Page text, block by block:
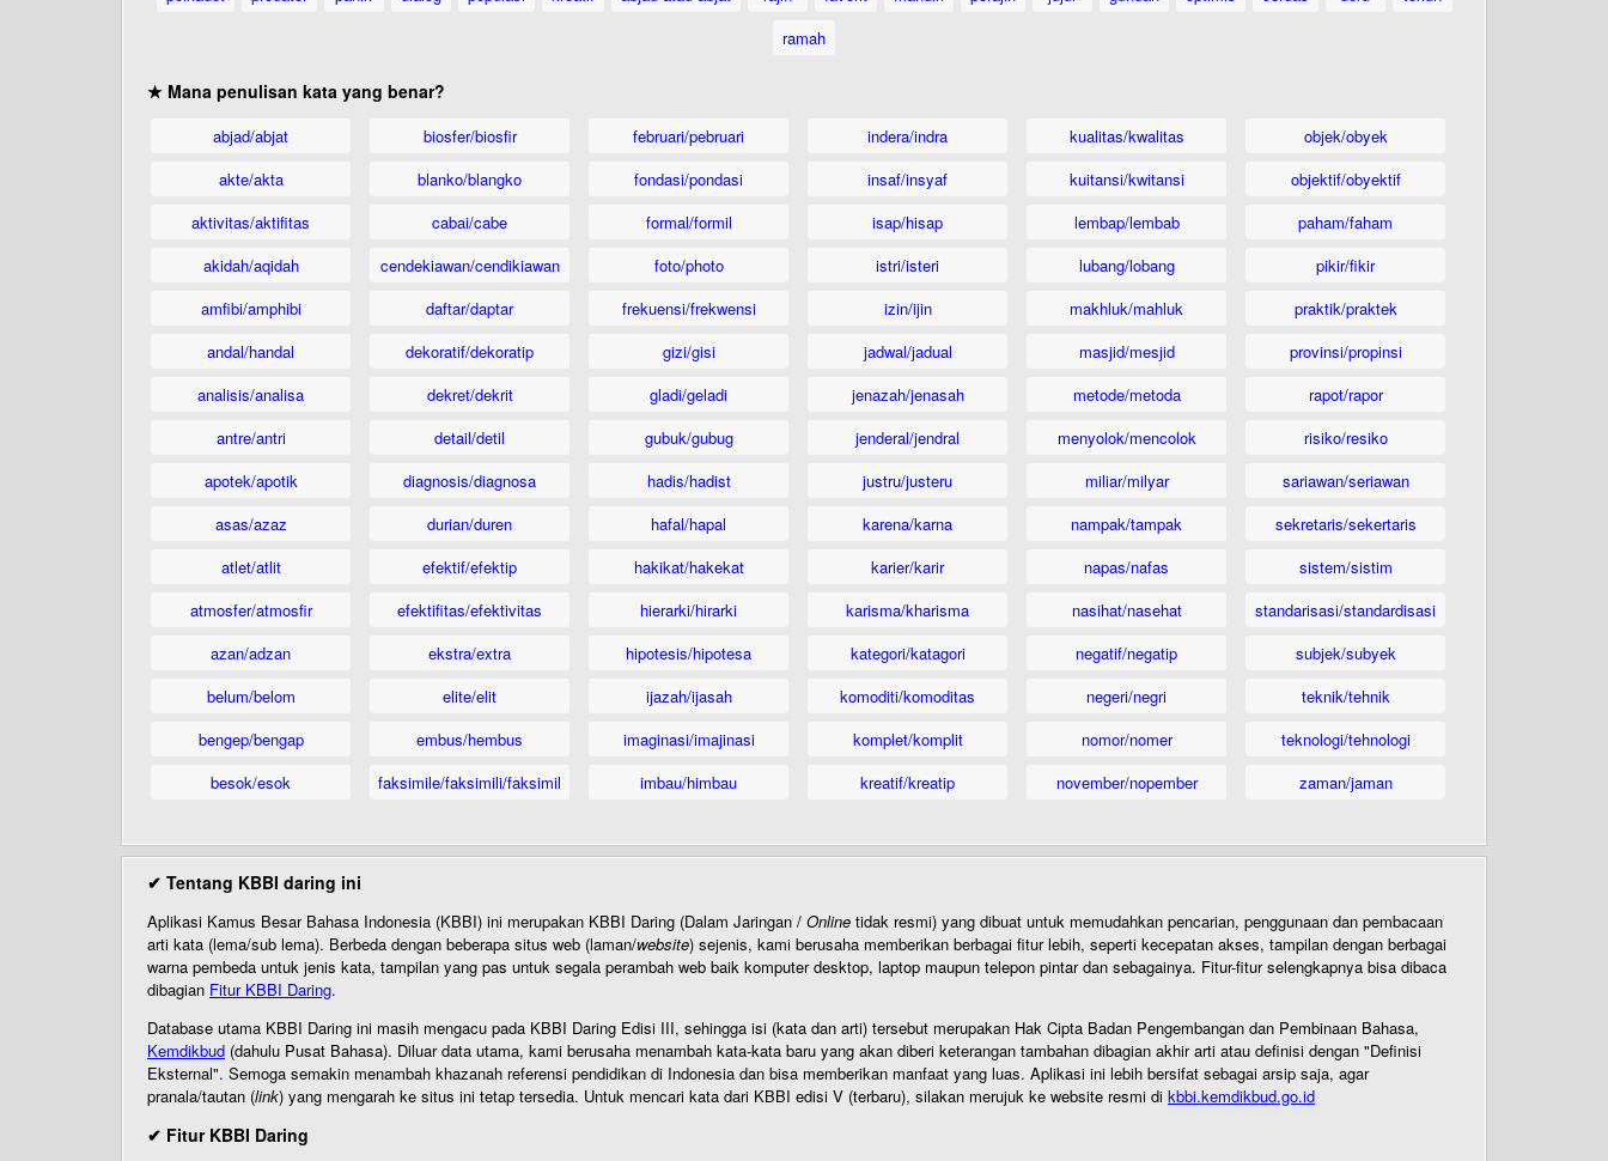
ramah
★ Mana penulisan kata yang benar?
abjad/abjat
akte/akta
aktivitas/aktifitas
akidah/aqidah
amfibi/amphibi
andal/handal
analisis/analisa
antre/antri
apotek/apotik
asas/azaz
atlet/atlit
atmosfer/atmosfir
azan/adzan
belum/belom
bengep/bengap
besok/esok
biosfer/biosfir
blanko/blangko
cabai/cabe
cendekiawan/cendikiawan
daftar/daptar
dekoratif/dekoratip
dekret/dekrit
detail/detil
diagnosis/diagnosa
durian/duren
efektif/efektip
efektifitas/efektivitas
ekstra/extra
elite/elit
embus/hembus
faksimile/faksimili/faksimil
februari/pebruari
fondasi/pondasi
formal/formil
foto/photo
frekuensi/frekwensi
gizi/gisi
gladi/geladi
gubuk/gubug
hadis/hadist
hafal/hapal
hakikat/hakekat
hierarki/hirarki
hipotesis/hipotesa
ijazah/ijasah
imaginasi/imajinasi
imbau/himbau
indera/indra
insaf/insyaf
isap/hisap
istri/isteri
izin/ijin
jadwal/jadual
jenazah/jenasah
jenderal/jendral
justru/justeru
karena/karna
karier/karir
karisma/kharisma
kategori/katagori
komoditi/komoditas
komplet/komplit
kreatif/kreatip
kualitas/kwalitas
kuitansi/kwitansi
lembap/lembab
lubang/lobang
makhluk/mahluk
masjid/mesjid
metode/metoda
menyolok/mencolok
miliar/milyar
nampak/tampak
napas/nafas
nasihat/nasehat
negatif/negatip
negeri/negri
nomor/nomer
november/nopember
objek/obyek
objektif/obyektif
paham/faham
pikir/fikir
praktik/praktek
provinsi/propinsi
rapot/rapor
risiko/resiko
sariawan/seriawan
sekretaris/sekertaris
sistem/sistim
standarisasi/standardisasi
subjek/subyek
teknik/tehnik
teknologi/tehnologi
zaman/jaman
✔ Tentang KBBI daring ini
Aplikasi Kamus Besar Bahasa Indonesia (KBBI) ini merupakan KBBI Daring (Dalam Jaringan / Online tidak resmi) yang dibuat untuk memudahkan pencarian, penggunaan dan pembacaan
arti kata (lema/sub lema). Berbeda dengan beberapa situs web (laman/website) sejenis, kami berusaha memberikan berbagai fitur lebih, seperti kecepatan akses, tampilan dengan berbagai
warna pembeda untuk jenis kata, tampilan yang pas untuk segala perambah web baik komputer desktop, laptop maupun telepon pintar dan sebagainya. Fitur-fitur selengkapnya bisa dibaca
dibagian Fitur KBBI Daring.
Database utama KBBI Daring ini masih mengacu pada KBBI Daring Edisi III, sehingga isi (kata dan arti) tersebut merupakan Hak Cipta Badan Pengembangan dan Pembinaan Bahasa,
Kemdikbud (dahulu Pusat Bahasa). Diluar data utama, kami berusaha menambah kata-kata baru yang akan diberi keterangan tambahan dibagian akhir arti atau definisi dengan "Definisi
Eksternal". Semoga semakin menambah khazanah referensi pendidikan di Indonesia dan bisa memberikan manfaat yang luas. Aplikasi ini lebih bersifat sebagai arsip saja, agar
pranala/tautan (link) yang mengarah ke situs ini tetap tersedia. Untuk mencari kata dari KBBI edisi V (terbaru), silakan merujuk ke website resmi di kbbi.kemdikbud.go.id
✔ Fitur KBBI Daring